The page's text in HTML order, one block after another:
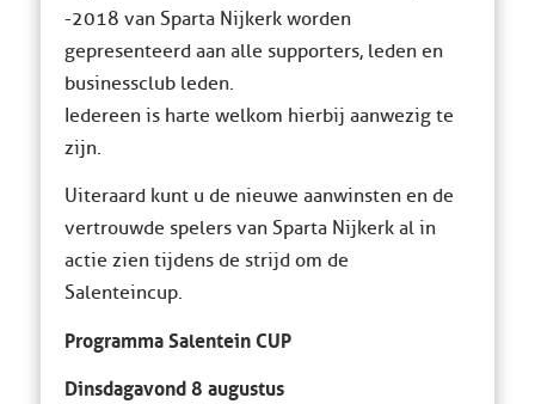
-2018 van Sparta Nijkerk worden
gepresenteerd aan alle supporters, leden en
businessclub leden.
Iedereen is harte welkom hierbij aanwezig te
zijn.
Uiteraard kunt u de nieuwe aanwinsten en de
vertrouwde spelers van Sparta Nijkerk al in
actie zien tijdens de strijd om de
Salenteincup.
Programma Salentein CUP
Dinsdagavond 8 augustus